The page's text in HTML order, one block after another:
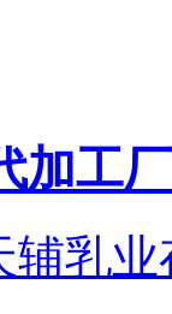
加工
辅乳